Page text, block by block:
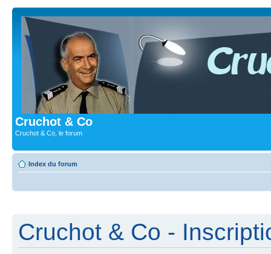
Cruchot & Co
Cruchot & Co, le forum
Index du forum
Cruchot & Co -